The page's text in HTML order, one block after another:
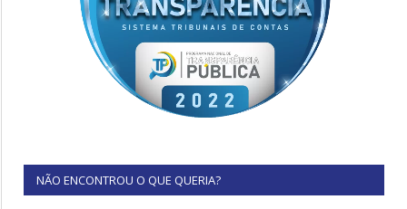
NÃO ENCONTROU O QUE QUERIA?